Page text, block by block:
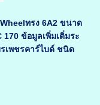
ทรง 6A2 ขนาด
170 ข้อมูลเพิ่มเติ่มระ
เพชรคาร์ไบด์ ชนิด